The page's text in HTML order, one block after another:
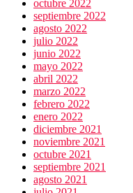
octubre 2022
septiembre 2022
agosto 2022
julio 2022
junio 2022
mayo 2022
abril 2022
marzo 2022
febrero 2022
enero 2022
diciembre 2021
noviembre 2021
octubre 2021
septiembre 2021
agosto 2021